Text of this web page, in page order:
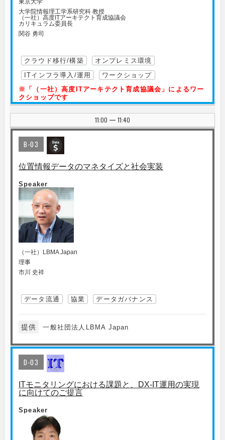
東京大学
大学院情報理工学系研究科 教授
（一社）高度ITアーキテクト育成協議会
カリキュラム委員長
関谷 勇司
クラウド移行/構築
オンプレミス環境
ITインフラ導入/運用
ワークショップ
※「（一社）高度ITアーキテクト育成協議会」によるワー
クショップです
11:00 | 11:40
B-03
位置情報データのマネタイズと社会実装
Speaker
（一社）LBMA Japan
理事
市川 史祥
データ流通 協業 データガバナンス
提供 一般社団法人LBMA Japan
D-03
ITモニタリングにおける課題と、DX-IT運用の実現
に向けてのご提言
Speaker